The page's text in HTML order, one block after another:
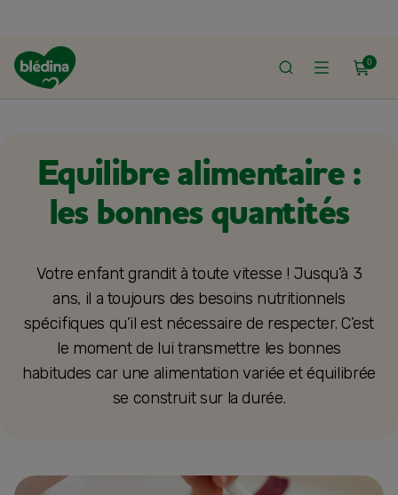
0
ACCUEIL
Equilibre alimentaire :
les bonnes quantités
Votre enfant grandit à toute vitesse ! Jusqu’à 3
ans, il a toujours des besoins nutritionnels
spécifiques qu’il est nécessaire de respecter. C’est
le moment de lui transmettre les bonnes
habitudes car une alimentation variée et équilibrée
se construit sur la durée.